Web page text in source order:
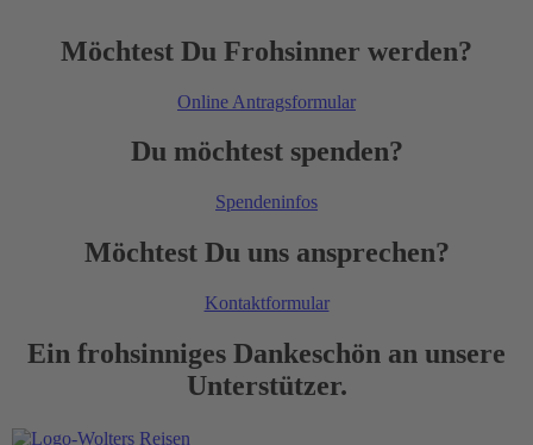
Möchtest Du Frohsinner werden?
Online Antragsformular
Du möchtest spenden?
Spendeninfos
Möchtest Du uns ansprechen?
Kontaktformular
Ein frohsinniges Dankeschön an unsere
Unterstützer.